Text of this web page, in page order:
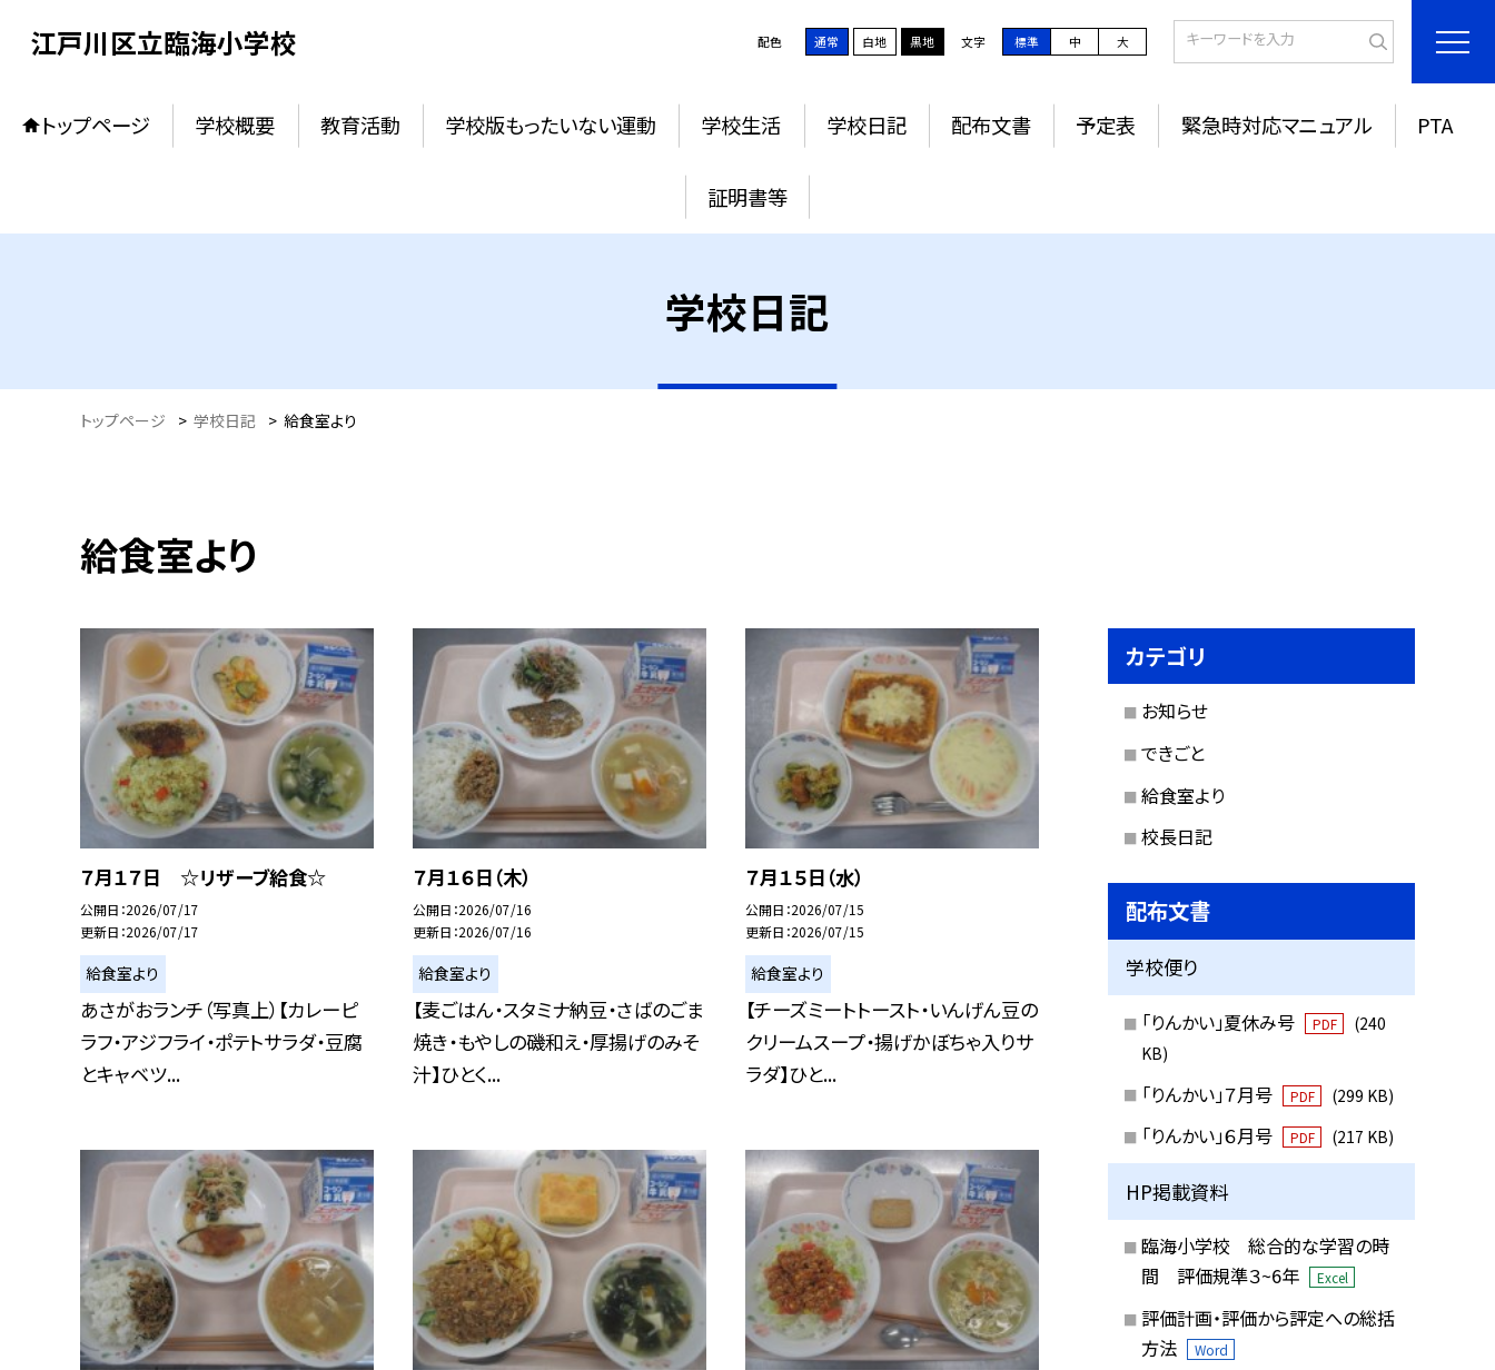
江戸川区立臨海小学校 配色 通常 白地 黒地 文字 標準 中 大
トップページ 学校概要 教育活動 学校版もったいない運動 学校生活 学校日記 配布文書 予定表 緊急時対応マニュアル PTA
証明書等
学校日記
トップページ > 学校日記 > 給食室より
給食室より
７月１７日 ☆リザーブ給食☆
公開日 2026/07/17
更新日 2026/07/17
給食室より
あさがおランチ（写真上）【カレーピ
ラフ・アジフライ・ポテトサラダ・豆腐
とキャベツ...
７月１６日（木）
公開日 2026/07/16
更新日 2026/07/16
給食室より
【麦ごはん・スタミナ納豆・さばのごま
焼き・もやしの磯和え・厚揚げのみそ
汁】ひとく...
７月１５日（水）
公開日 2026/07/15
更新日 2026/07/15
給食室より
【チーズミートトースト・いんげん豆の
クリームスープ・揚げかぼちゃ入りサ
ラダ】ひと...
カテゴリ
お知らせ
できごと
給食室より
校長日記
配布文書
学校便り
「りんかい」夏休み号 PDF
(240
KB)
「りんかい」７月号 PDF (299 KB)
「りんかい」６月号 PDF (217 KB)
HP掲載資料
臨海小学校 総合的な学習の時
間 評価規準３~6年
Excel
評価計画・評価から評定への総括
方法
Word